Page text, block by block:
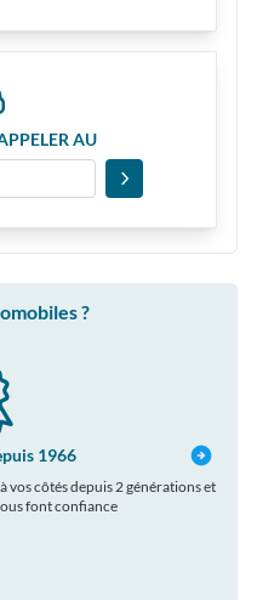
AU
?
1966
vos côtés depuis 2 générations et
font confiance